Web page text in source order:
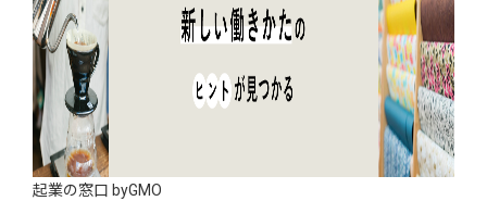
起業の窓口 byGMO